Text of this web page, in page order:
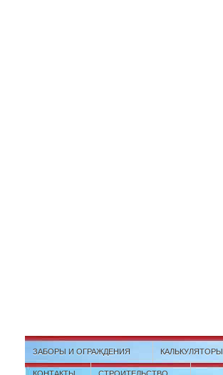
ЗАБОРЫ И ОГРАЖДЕНИЯ КАЛЬКУЛЯТОРЫ